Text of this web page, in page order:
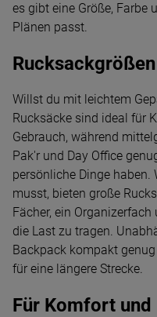
es gibt eine Größe, Farbe
Plänen passt.
Willst du mit leichtem
Rucksäcke sind ideal für
Gebrauch, während
Pak'r und Day Office
persönliche Dinge
musst, bieten große
Fächer, ein
die Last zu tragen.
Backpack kompakt
für eine längere Strecke.
Für Komfort